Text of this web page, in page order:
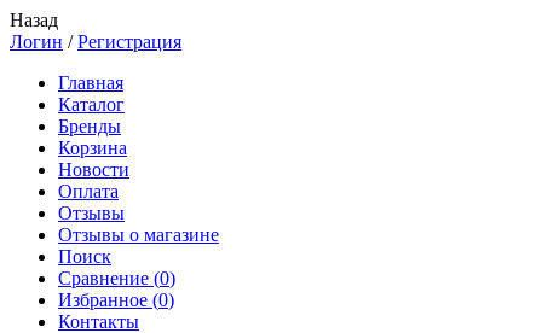
Назад
Логин /Регистрация
Главная
Каталог
Бренды
Корзина
Новости
Оплата
Отзывы
Отзывы о магазине
Поиск
Сравнение (0)
Избранное (0)
Контакты